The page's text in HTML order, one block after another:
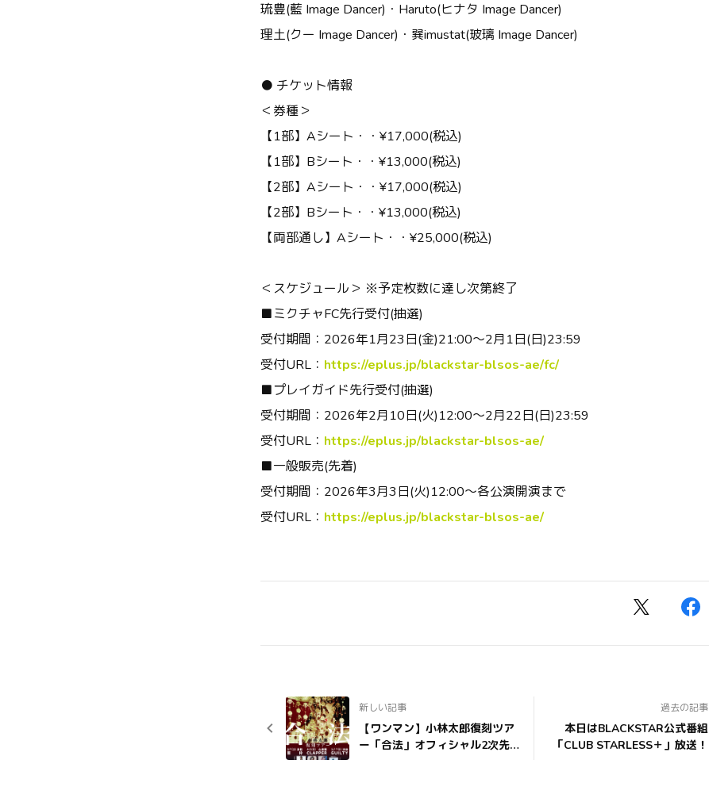
琉豊(藍 Image Dancer) ・ Haruto(ヒナタ Image Dancer)
理土(クー Image Dancer) ・巽imustat(玻璃 Image Dancer)
● チケット情報
＜券種＞
【1部】 Aシート・・ ¥17,000(税込)
【1部】 Bシート・・ ¥13,000(税込)
【2部】 Aシート・・ ¥17,000(税込)
【2部】 Bシート・・ ¥13,000(税込)
【両部通し】 Aシート・・ ¥25,000(税込)
＜スケジュール＞ ※予定枚数に達し次第終了
■ミクチャFC先行受付(抽選)
受付期間： 2026年1月23日(金)21:00～2月1日(日)23:59
受付URL： https://eplus.jp/blackstar-blsos-ae/fc/
■プレイガイド先行受付(抽選)
受付期間： 2026年2月10日(火)12:00～2月22日(日)23:59
受付URL： https://eplus.jp/blackstar-blsos-ae/
■一般販売(先着)
受付期間： 2026年3月3日(火)12:00～各公演開演まで
受付URL： https://eplus.jp/blackstar-blsos-ae/
新しい記事
【ワンマン】小林太郎復刻ツア
ー「合法」オフィシャル2次先
過去の記事
本日はBLACKSTAR公式番組
「CLUB STARLESS＋」放送！